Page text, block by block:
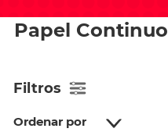
Papel Continuo
Filtros
Ordenar por